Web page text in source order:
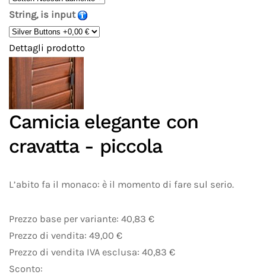
String, is input
Dettagli prodotto
Camicia elegante con
cravatta - piccola
L’abito fa il monaco: è il momento di fare sul serio.
Prezzo base per variante: 40,83 €
Prezzo di vendita: 49,00 €
Prezzo di vendita IVA esclusa: 40,83 €
Sconto: